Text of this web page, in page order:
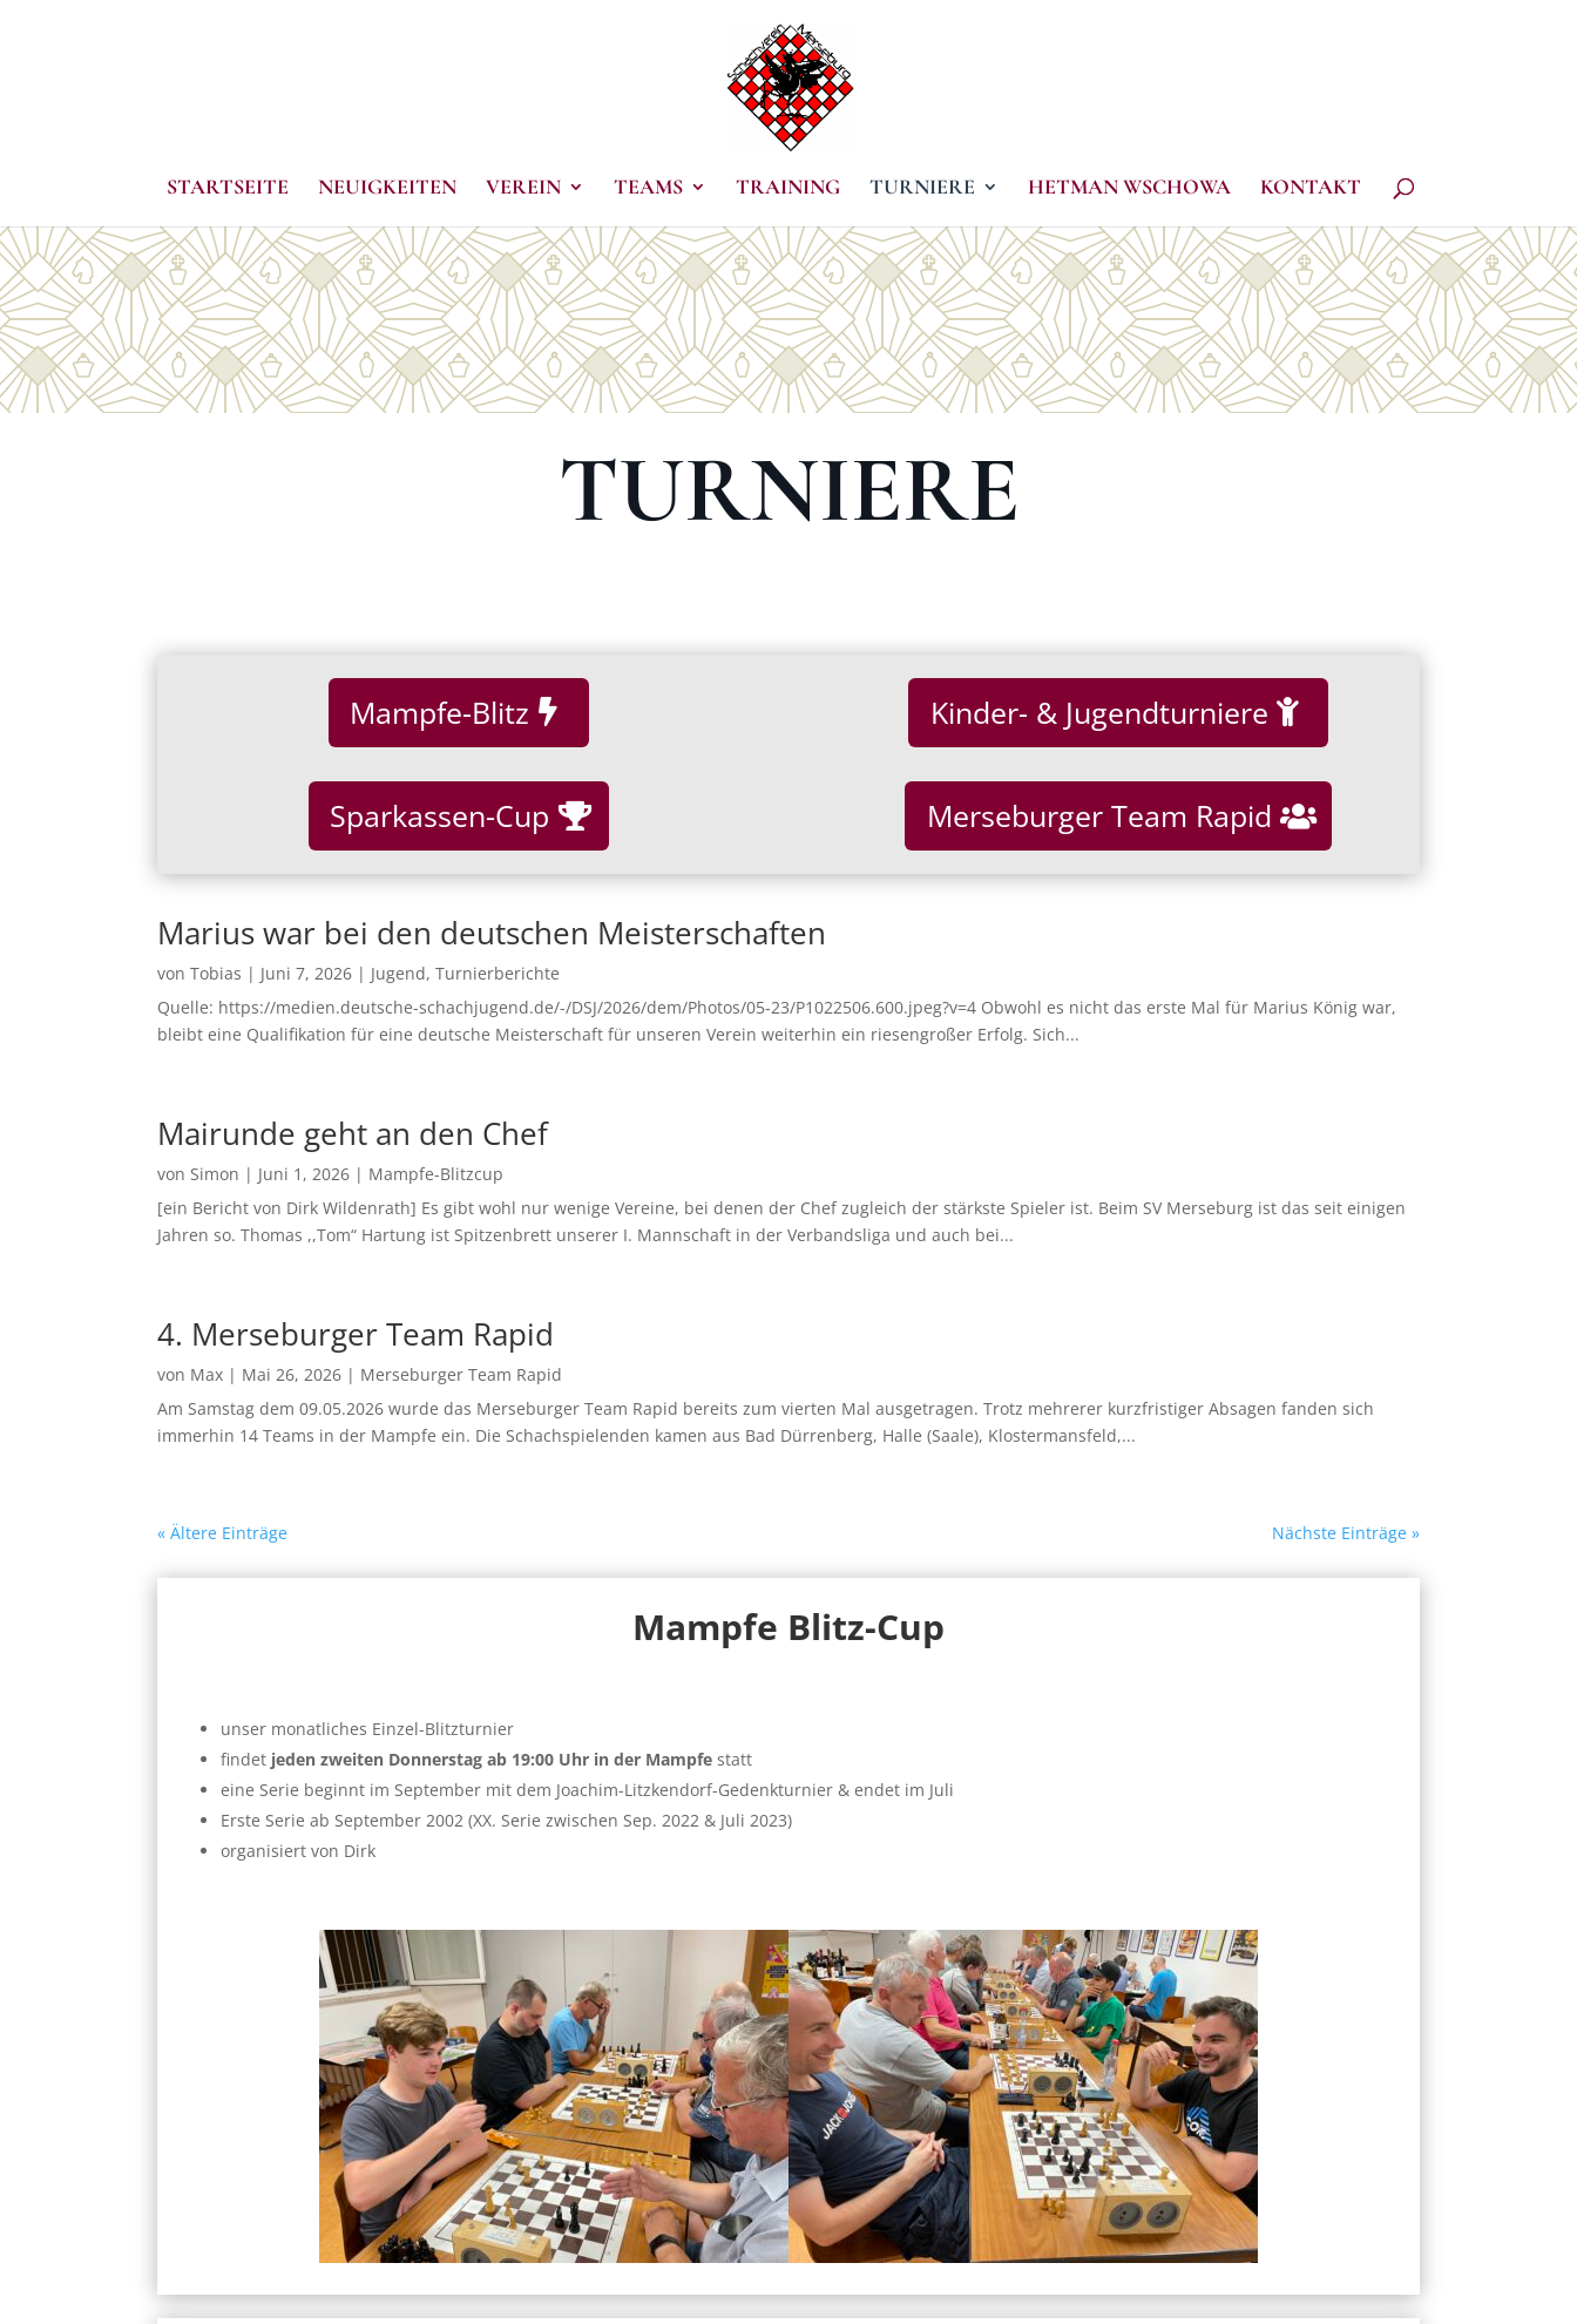
STARTSEITE NEUIGKEITEN VEREIN TEAMS TRAINING TURNIERE HETMAN WSCHOWA KONTAKT
TURNIERE
Mampfe-Blitz
Sparkassen-Cup
Kinder- & Jugendturniere
Merseburger Team Rapid
Marius war bei den deutschen Meisterschaften
vonTobias | Juni 7, 2026 | Jugend,Turnierberichte
Quelle: https://medien.deutsche-schachjugend.de/-/DSJ/2026/dem/Photos/05-23/P1022506.600.jpeg?v=4 Obwohl es nicht das erste Mal für Marius König war,
bleibt eine Qualifikation für eine deutsche Meisterschaft für unseren Verein weiterhin ein riesengroßer Erfolg. Sich...
Mairunde geht an den Chef
vonSimon | Juni 1, 2026 | Mampfe-Blitzcup
[ein Bericht von Dirk Wildenrath] Es gibt wohl nur wenige Vereine, bei denen der Chef zugleich der stärkste Spieler ist. Beim SV Merseburg ist das seit einigen
Jahren so. Thomas ,,Tom“ Hartung ist Spitzenbrett unserer I. Mannschaft in der Verbandsliga und auch bei...
4. Merseburger Team Rapid
von Max | Mai 26, 2026 | Merseburger Team Rapid
Am Samstag dem 09.05.2026 wurde das Merseburger Team Rapid bereits zum vierten Mal ausgetragen. Trotz mehrerer kurzfristiger Absagen fanden sich
immerhin 14 Teams in der Mampfe ein. Die Schachspielenden kamen aus Bad Dürrenberg, Halle (Saale), Klostermansfeld,...
« Ältere Einträge Nächste Einträge »
Mampfe Blitz-Cup
unser monatliches Einzel-Blitzturnier
findet jeden zweiten Donnerstag ab 19:00 Uhr in der Mampfe statt
eine Serie beginnt im September mit dem Joachim-Litzkendorf-Gedenkturnier & endet im Juli
Erste Serie ab September 2002 (XX. Serie zwischen Sep. 2022 & Juli 2023)
organisiert von Dirk